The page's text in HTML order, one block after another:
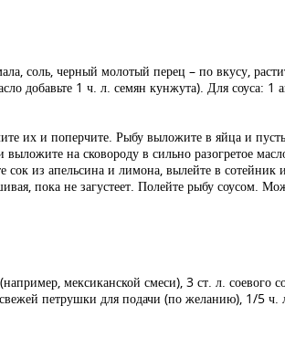
соль, черный молотый перец – по вкусу,
добавьте 1 ч. л. семян кунжута). Для соуса: 1
их и поперчите. Рыбу выложите в яйца и
на сковороду в сильно разогретое
сок из апельсина и лимона, вылейте в сотейник
пока не загустеет. Полейте рыбу соусом.
мексиканской смеси), 3 ст. л. соевого
петрушки для подачи (по желанию), 1/5 ч.